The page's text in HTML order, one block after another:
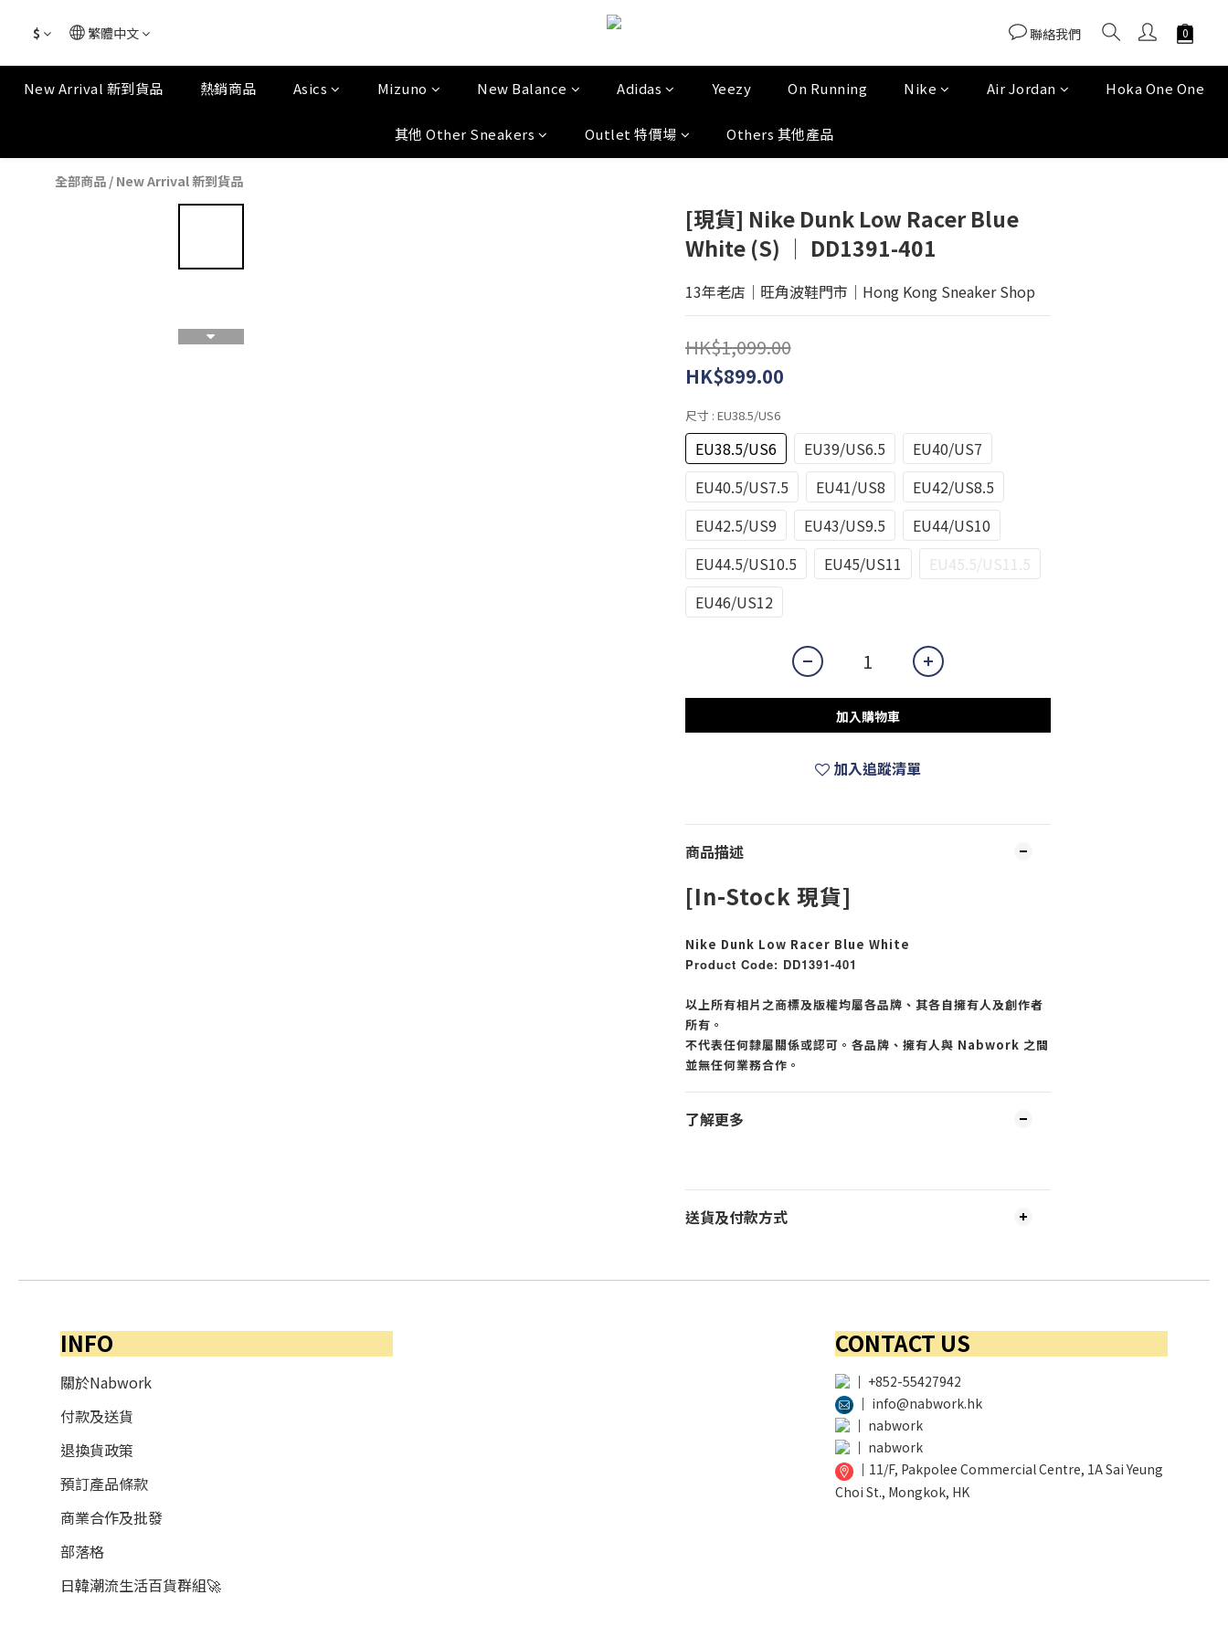
$ 繁體中文 聯絡我們
New Arrival 新到貨品 熱銷商品 Asics Mizuno New Balance Adidas Yeezy On Running Nike Air Jordan Hoka One One
其他 Other Sneakers Outlet 特價場 Others 其他產品
全部商品 / New Arrival 新到貨品
[現貨] Nike Dunk Low Racer Blue
White (S) │ DD1391-401
13年老店│旺角波鞋門市│Hong Kong Sneaker Shop
HK$1,099.00
HK$899.00
尺寸 : EU38.5/US6
EU38.5/US6 EU39/US6.5
EU40/US7
EU40.5/US7.5
EU41/US8
EU42/US8.5
EU42.5/US9
EU43/US9.5
EU44/US10
EU44.5/US10.5
EU45/US11
EU45.5/US11.5
EU46/US12
加入購物車
加入追蹤清單
商品描述
[In-Stock 現貨]
Nike Dunk Low Racer Blue White
Product Code: DD1391-401
以上所有相片之商標及版權均屬各品牌、其各自擁有人及創作者
所有。
不代表任何隸屬關係或認可。各品牌、擁有人與 Nabwork 之間
並無任何業務合作。
了解更多
送貨及付款方式
INFO
關於Nabwork
付款及送貨
退換貨政策
預訂產品條款
商業合作及批發
部落格
日韓潮流生活百貨群組🚀
CONTACT US
│ +852-55427942
│ info@nabwork.hk
│ nabwork
│ nabwork
│ 11/F, Pakpolee Commercial Centre, 1A Sai Yeung
Choi St., Mongkok, HK